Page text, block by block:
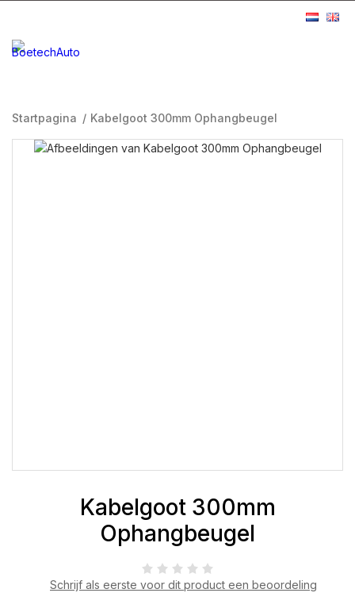
Startpagina / Kabelgoot 300mm Ophangbeugel
Kabelgoot 300mm
Ophangbeugel
Schrijf als eerste voor dit product een beoordeling